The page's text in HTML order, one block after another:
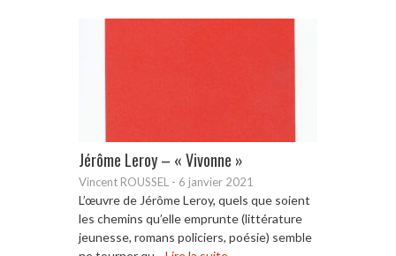
Jérôme Leroy – « Vivonne »
Vincent ROUSSEL - 6 janvier 2021
L’œuvre de Jérôme Leroy, quels que soient
les chemins qu’elle emprunte (littérature
jeunesse, romans policiers, poésie) semble